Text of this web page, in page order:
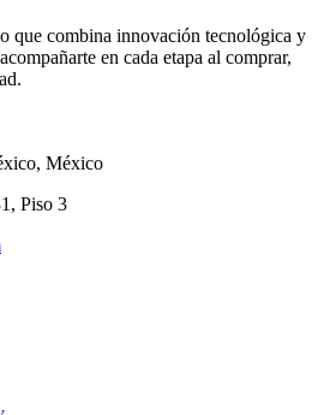
que combina innovación tecnológica y
en cada etapa al comprar,
México
Piso 3